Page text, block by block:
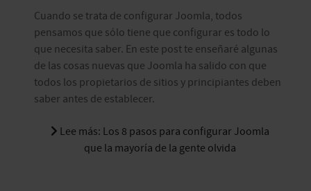
Cuando se trata de configurar Joomla, todos
pensamos que sólo tiene que configurar es todo lo
que necesita saber. En este post te enseñaré algunas
de las cosas nuevas que Joomla ha salido con que
todos los propietarios de sitios y principiantes deben
saber antes de establecer.
Lee más: Los 8 pasos para configurar Joomla
que la mayoría de la gente olvida